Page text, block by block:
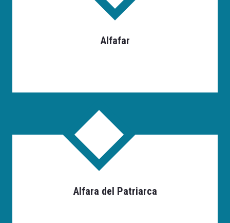
Alfafar
Alfara del Patriarca